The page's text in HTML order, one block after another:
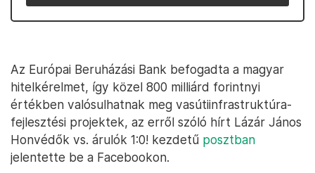
Az Európai Beruházási Bank befogadta a magyar
hitelkérelmet, így közel 800 milliárd forintnyi
értékben valósulhatnak meg vasútiinfrastruktúra-
fejlesztési projektek, az erről szóló hírt Lázár János
Honvédők vs. árulók 1:0! kezdetű posztban
jelentette be a Facebookon.